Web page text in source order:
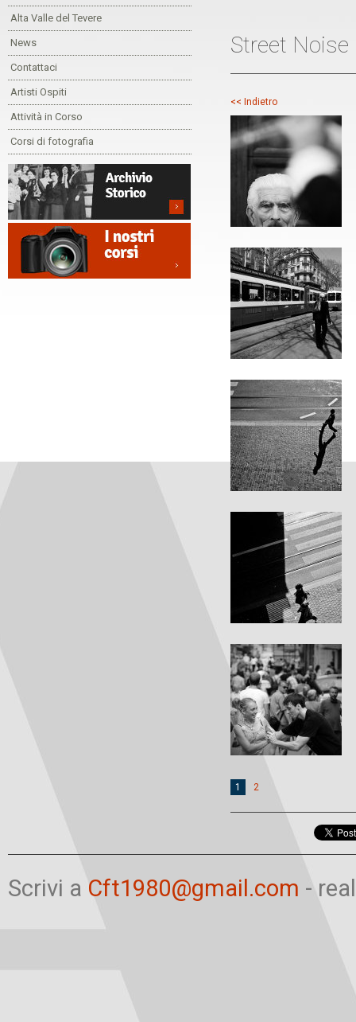
Alta Valle del Tevere
News
Contattaci
Artisti Ospiti
Attività in Corso
Corsi di fotografia
Street Noise
<< Indietro
1 2
Scrivi a Cft1980@gmail.com -